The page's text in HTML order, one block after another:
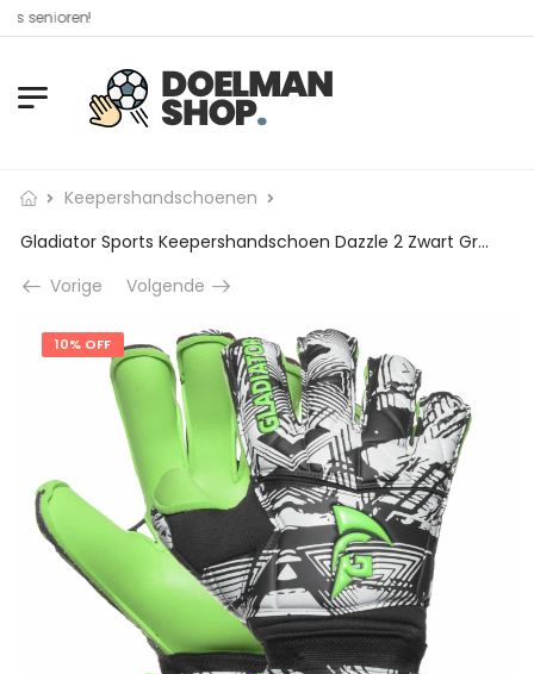
Keepershandschoenen
Gladiator Sports Keepershandschoen Dazzle 2 Zwart Groen Wit
Vorige
Volgende
10% OFF